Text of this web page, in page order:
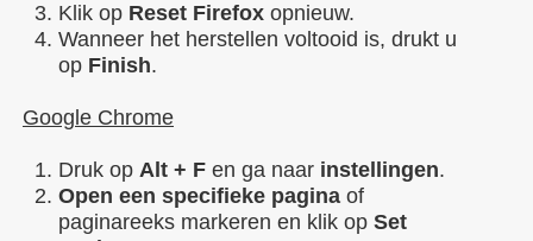
Klik op Reset Firefox opnieuw.
Wanneer het herstellen voltooid is, drukt u
op Finish.
Google Chrome
Druk op Alt + F en ga naar instellingen.
Open een specifieke pagina of
paginareeks markeren en klik op Set